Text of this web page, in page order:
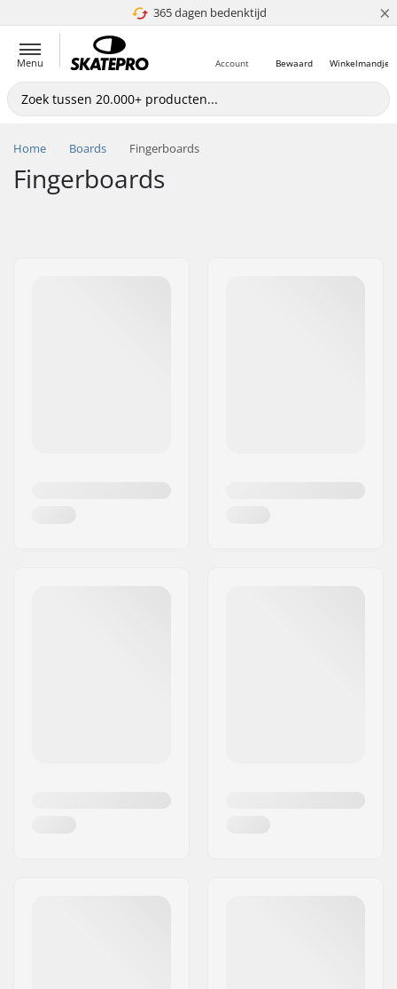
365 dagen bedenktijd
4.8 van 5 ×
Menu Winkelmandje
Bewaard
Account
Home Boards Fingerboards
Fingerboards